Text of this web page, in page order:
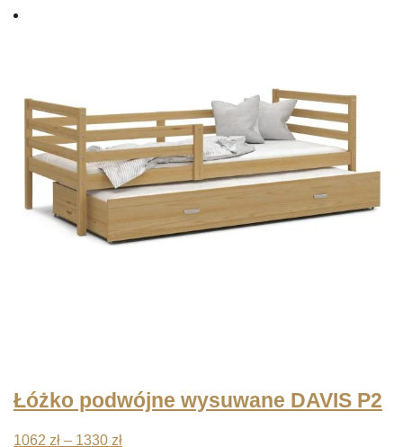
Łóżko podwójne wysuwane DAVIS P2
1062 zł – 1330 złZakres